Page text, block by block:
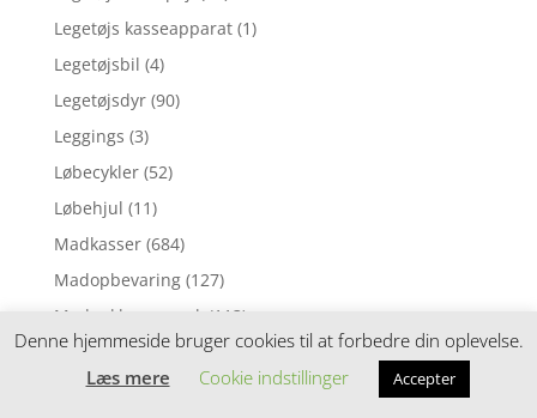
Legetøjs kasseapparat (1)
Legetøjsbil (4)
Legetøjsdyr (90)
Leggings (3)
Løbecykler (52)
Løbehjul (11)
Madkasser (684)
Madopbevaring (127)
Madpakke sampak (113)
Madpakketilbehør (212)
Madras til juniorseng (70)
Denne hjemmeside bruger cookies til at forbedre din oplevelse.
Læs mere
Cookie indstillinger Accepter